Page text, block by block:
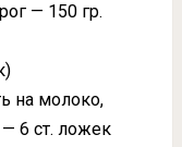
— 150 гр.
на молоко,
— 6 ст. ложек